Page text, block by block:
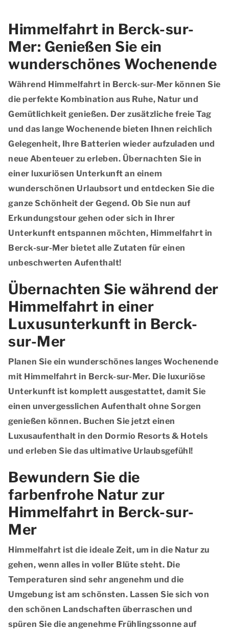
Himmelfahrt in Berck-sur-
Mer: Genießen Sie ein
wunderschönes Wochenende
Während Himmelfahrt in Berck-sur-Mer können Sie
die perfekte Kombination aus Ruhe, Natur und
Gemütlichkeit genießen. Der zusätzliche freie Tag
und das lange Wochenende bieten Ihnen reichlich
Gelegenheit, Ihre Batterien wieder aufzuladen und
neue Abenteuer zu erleben. Übernachten Sie in
einer luxuriösen Unterkunft an einem
wunderschönen Urlaubsort und entdecken Sie die
ganze Schönheit der Gegend. Ob Sie nun auf
Erkundungstour gehen oder sich in Ihrer
Unterkunft entspannen möchten, Himmelfahrt in
Berck-sur-Mer bietet alle Zutaten für einen
unbeschwerten Aufenthalt!
Übernachten Sie während der
Himmelfahrt in einer
Luxusunterkunft in Berck-
sur-Mer
Planen Sie ein wunderschönes langes Wochenende
mit Himmelfahrt in Berck-sur-Mer. Die luxuriöse
Unterkunft ist komplett ausgestattet, damit Sie
einen unvergesslichen Aufenthalt ohne Sorgen
genießen können. Buchen Sie jetzt einen
Luxusaufenthalt in den Dormio Resorts & Hotels
und erleben Sie das ultimative Urlaubsgefühl!
Bewundern Sie die
farbenfrohe Natur zur
Himmelfahrt in Berck-sur-
Mer
Himmelfahrt ist die ideale Zeit, um in die Natur zu
gehen, wenn alles in voller Blüte steht. Die
Temperaturen sind sehr angenehm und die
Umgebung ist am schönsten. Lassen Sie sich von
den schönen Landschaften überraschen und
spüren Sie die angenehme Frühlingssonne auf